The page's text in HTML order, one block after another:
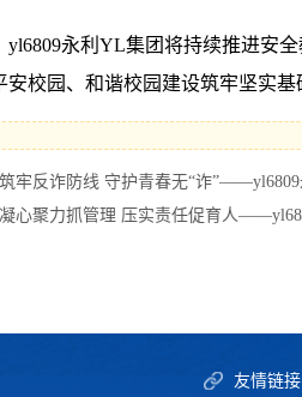
yl6809永利YL集团将持续推进安
安校园、和谐校园建设筑牢坚实基
筑牢反诈防线 守护青春无“诈
凝心聚力抓管理 压实责任促育人
友情链接